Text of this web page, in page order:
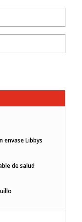
envase Libbys
de salud